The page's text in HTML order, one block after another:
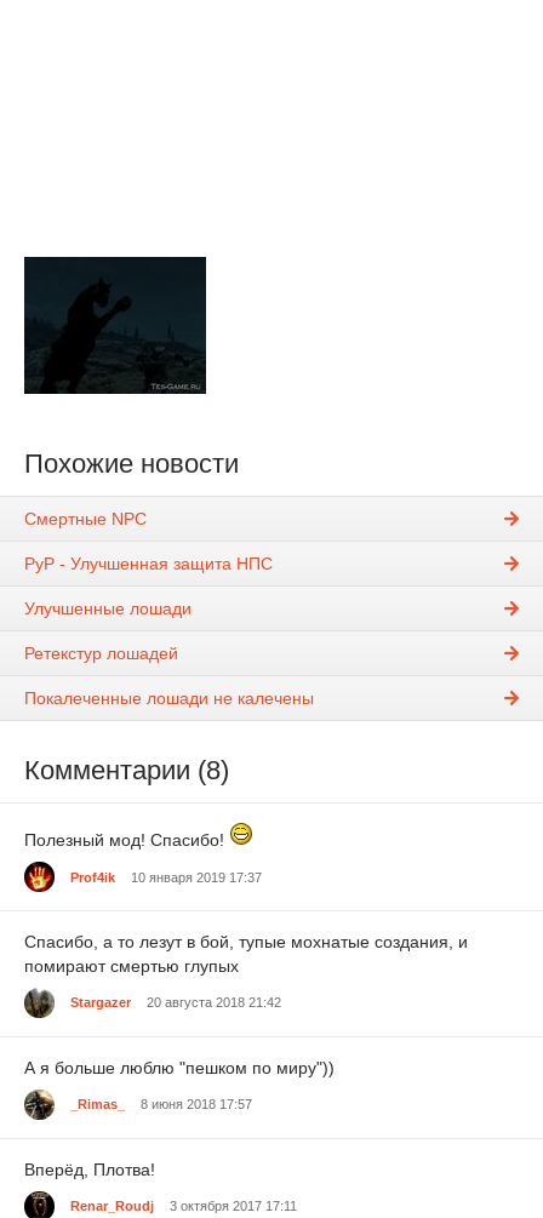
Похожие новости
Смертные NPC
PyP - Улучшенная защита НПС
Улучшенные лошади
Ретекстур лошадей
Покалеченные лошади не калечены
Комментарии (8)
Полезный мод! Спасибо!
Prof4ik 10 января 2019 17:37
Спасибо, а то лезут в бой, тупые мохнатые создания, и
помирают смертью глупых
Stаrgazer 20 августа 2018 21:42
А я больше люблю "пешком по миру"))
_Rimas_ 8 июня 2018 17:57
Вперёд, Плотва!
Renar_Roudj 3 октября 2017 17:11